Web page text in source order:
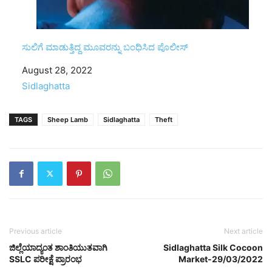
ಸುಲಿಗೆ ಮಾಡುತ್ತಿದ್ದ ಮೂವರನ್ನು ಬಂಧಿಸಿದ ಪೊಲೀಸ್
Date
August 28, 2022
In relation to
Sidlaghatta
TAGS Sheep Lamb Sidlaghatta Theft
Previous article
ಜಿಲ್ಲೆಯಾದ್ಯಂತ ಶಾಂತಿಯುತವಾಗಿ
SSLC ಪರೀಕ್ಷೆ ಪ್ರಾರಂಭ
Next article
Sidlaghatta Silk Cocoon
Market-29/03/2022